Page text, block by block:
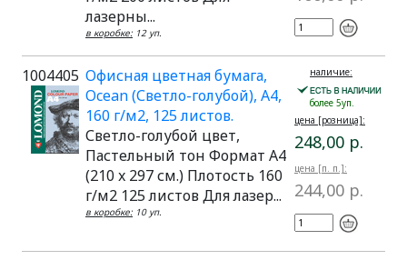
лазерны...
в коробке: 12 уп.
1004405 Офисная цветная бумага,
Ocean (Светло-голубой), A4,
160 г/м2, 125 листов.
Светло-голубой цвет,
Пастельный тон Формат A4
(210 x 297 см.) Плотость 160
г/м2 125 листов Для лазер...
в коробке: 10 уп.
наличие:
более 5уп.
цена [розница]:
248,00 р.
цена [п. п.]:
244,00 р.